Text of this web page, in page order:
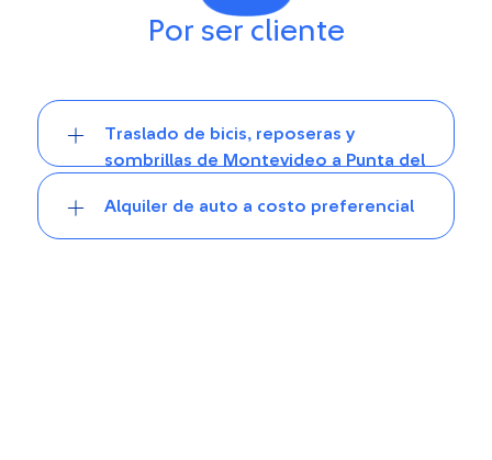
Por ser cliente
Traslado de bicis, reposeras y
sombrillas de Montevideo a Punta del
Alquiler de auto a costo preferencial